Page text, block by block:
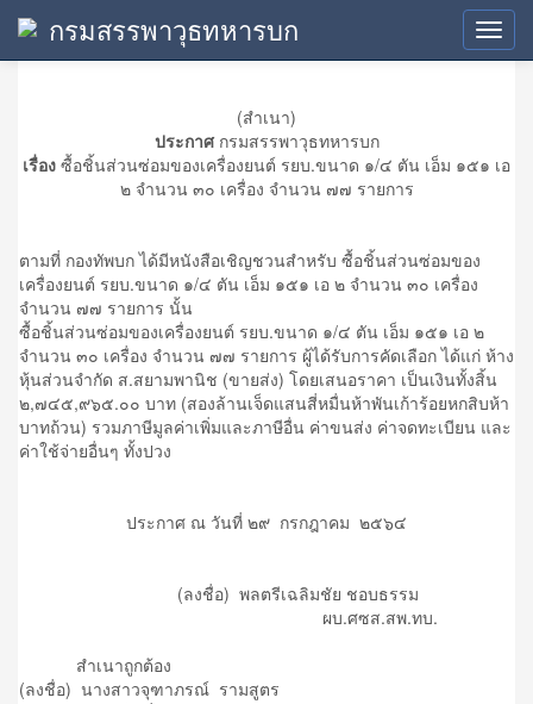
กรมสรรพาวุธทหารบก
ประกาศผู้ชนะการเสนอราคา
(สำเนา)
ประกาศกรมสรรพาวุธทหารบก
เรื่อง ซื้อชิ้นส่วนซ่อมของเครื่องยนต์ รยบ.ขนาด ๑/๔ ตัน เอ็ม ๑๕๑ เอ
๒ จำนวน ๓๐ เครื่อง จำนวน ๗๗ รายการ
ตามที่ กองทัพบก ได้มีหนังสือเชิญชวนสำหรับ ซื้อชิ้นส่วนซ่อมของ
เครื่องยนต์ รยบ.ขนาด ๑/๔ ตัน เอ็ม ๑๕๑ เอ ๒ จำนวน ๓๐ เครื่อง
จำนวน ๗๗ รายการ นั้น
ซื้อชิ้นส่วนซ่อมของเครื่องยนต์ รยบ.ขนาด ๑/๔ ตัน เอ็ม ๑๕๑ เอ ๒
จำนวน ๓๐ เครื่อง จำนวน ๗๗ รายการ ผู้ได้รับการคัดเลือก ได้แก่ ห้าง
หุ้นส่วนจำกัด ส.สยามพานิช (ขายส่ง) โดยเสนอราคา เป็นเงินทั้งสิ้น
๒,๗๔๕,๙๖๕.๐๐ บาท (สองล้านเจ็ดแสนสี่หมื่นห้าพันเก้าร้อยหกสิบห้า
บาทถ้วน) รวมภาษีมูลค่าเพิ่มและภาษีอื่น ค่าขนส่ง ค่าจดทะเบียน และ
ค่าใช้จ่ายอื่นๆ ทั้งปวง
ประกาศ ณ วันที่ ๒๙ กรกฎาคม ๒๕๖๔
(ลงชื่อ) พลตรีเฉลิมชัย ชอบธรรม
ผบ.ศซส.สพ.ทบ.
สำเนาถูกต้อง
(ลงชื่อ) นางสาวจุฑาภรณ์ รามสูตร